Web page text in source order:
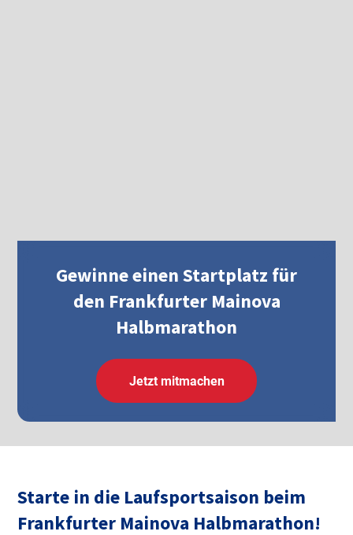
Gewinne einen Startplatz für
den Frankfurter Mainova
Halbmarathon
Jetzt mitmachen
Starte in die Laufsportsaison beim
Frankfurter Mainova Halbmarathon!